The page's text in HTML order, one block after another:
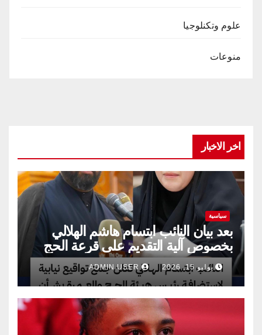
علوم وتكنلوجيا
منوعات
اخر الاخبار
سياسية
بعد بيان النائب ابتسام هاشم الهلالي
بخصوص آلية التقديم على قرعة الحج
يوليو 15, 2026